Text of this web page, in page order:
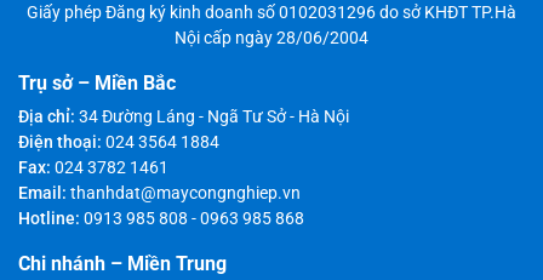
Giấy phép Đăng ký kinh doanh số 0102031296 do sở KHĐT TP.Hà
Nội cấp ngày 28/06/2004
Trụ sở – Miền Bắc
Địa chỉ: 34 Đường Láng - Ngã Tư Sở - Hà Nội
Điện thoại: 024 3564 1884
Fax: 024 3782 1461
Email: thanhdat@maycongnghiep.vn
Hotline: 0913 985 808 -0963 985 868
Chi nhánh – Miền Trung